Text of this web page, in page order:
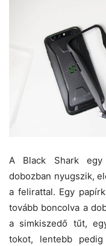
A Black Shark egy
dobozban nyugszik,
a felirattal. Egy
tovább boncolva a
a simkiszedő tűt,
tokot, lentebb